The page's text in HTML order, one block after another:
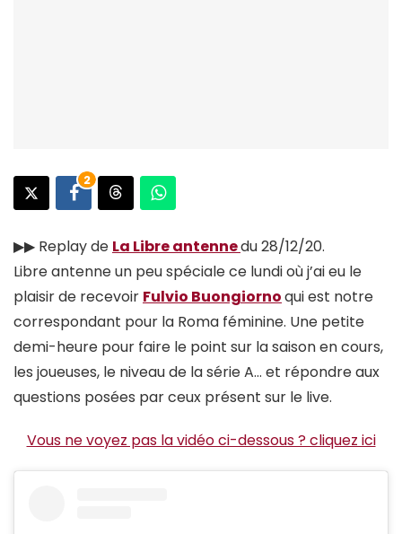
2
▶︎▶︎ Replay de La Libre antennedu 28/12/20.
Libre antenne un peu spéciale ce lundi où j’ai eu le
plaisir de recevoir Fulvio Buongiornoqui est notre
correspondant pour la Roma féminine. Une petite
demi-heure pour faire le point sur la saison en cours,
les joueuses, le niveau de la série A… et répondre aux
questions posées par ceux présent sur le live.
Vous ne voyez pas la vidéo ci-dessous ? cliquez ici